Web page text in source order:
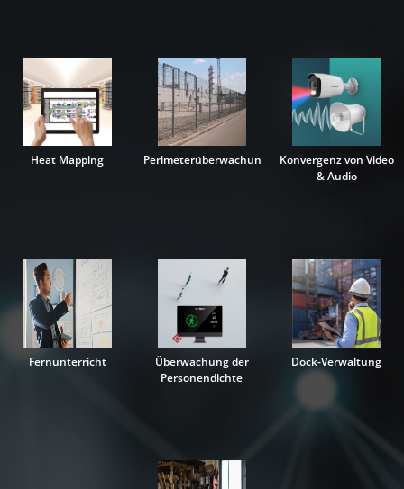
Heat Mapping Perimeterüberwachung
Konvergenz von Video
& Audio
Fernunterricht
Überwachung der
Personendichte
Dock-Verwaltung